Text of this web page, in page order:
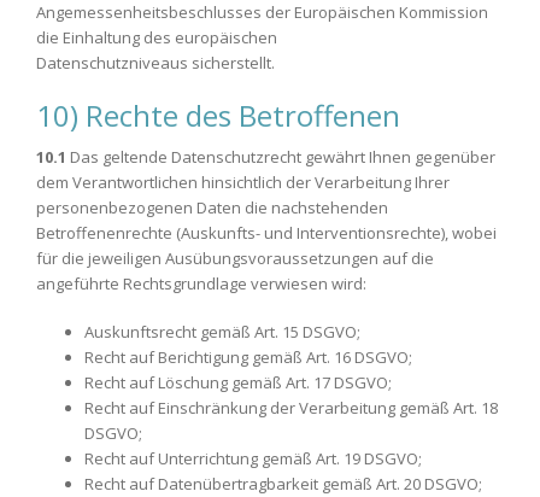
Angemessenheitsbeschlusses der Europäischen Kommission
die Einhaltung des europäischen
Datenschutzniveaus sicherstellt.
10) Rechte des Betroffenen
10.1 Das geltende Datenschutzrecht gewährt Ihnen gegenüber
dem Verantwortlichen hinsichtlich der Verarbeitung Ihrer
personenbezogenen Daten die nachstehenden
Betroffenenrechte (Auskunfts- und Interventionsrechte), wobei
für die jeweiligen Ausübungsvoraussetzungen auf die
angeführte Rechtsgrundlage verwiesen wird:
Auskunftsrecht gemäß Art. 15 DSGVO;
Recht auf Berichtigung gemäß Art. 16 DSGVO;
Recht auf Löschung gemäß Art. 17 DSGVO;
Recht auf Einschränkung der Verarbeitung gemäß Art. 18
DSGVO;
Recht auf Unterrichtung gemäß Art. 19 DSGVO;
Recht auf Datenübertragbarkeit gemäß Art. 20 DSGVO;